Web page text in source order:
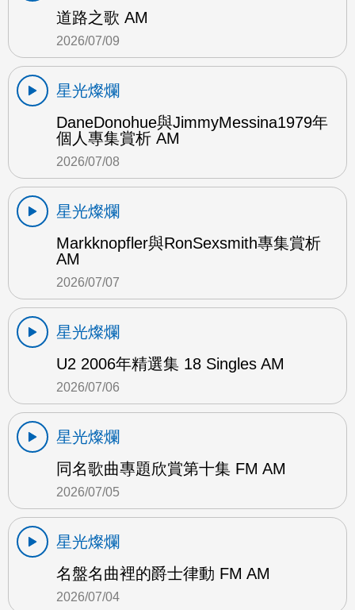
道路之歌 AM
2026/07/09
星光燦爛
DaneDonohue與JimmyMessina1979年
個人專集賞析 AM
2026/07/08
星光燦爛
Markknopfler與RonSexsmith專集賞析
AM
2026/07/07
星光燦爛
U2 2006年精選集 18 Singles AM
2026/07/06
星光燦爛
同名歌曲專題欣賞第十集 FM AM
2026/07/05
星光燦爛
名盤名曲裡的爵士律動 FM AM
2026/07/04